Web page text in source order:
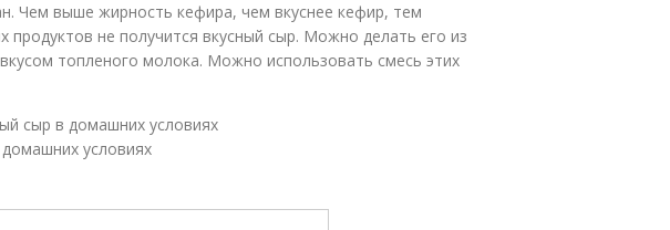
Чем выше жирность кефира, чем вкуснее кефир, тем
продуктов не получится вкусный сыр. Можно делать его из
топленого молока. Можно использовать смесь этих
сыр в домашних условиях
условиях